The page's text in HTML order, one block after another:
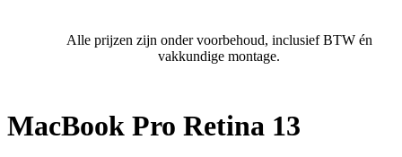
Alle prijzen zijn onder voorbehoud, inclusief BTW én
vakkundige montage.
MacBook Pro Retina 13